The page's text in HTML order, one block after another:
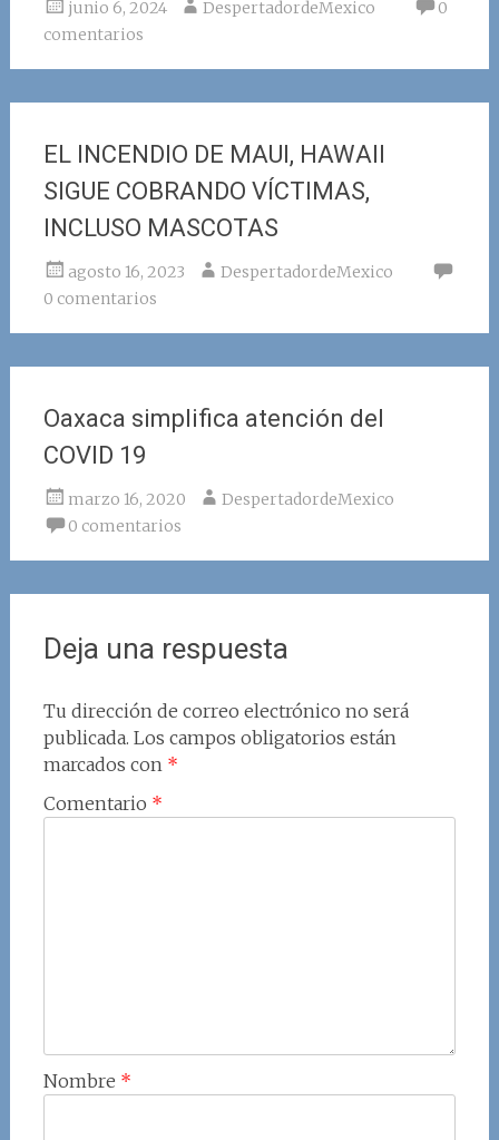
junio 6, 2024 DespertadordeMexico
0
comentarios
EL INCENDIO DE MAUI, HAWAII
SIGUE COBRANDO VÍCTIMAS,
INCLUSO MASCOTAS
agosto 16, 2023
DespertadordeMexico
0 comentarios
Oaxaca simplifica atención del
COVID 19
marzo 16, 2020
DespertadordeMexico
0 comentarios
Deja una respuesta
Tu dirección de correo electrónico no será
publicada. Los campos obligatorios están
marcados con *
Comentario *
Nombre *